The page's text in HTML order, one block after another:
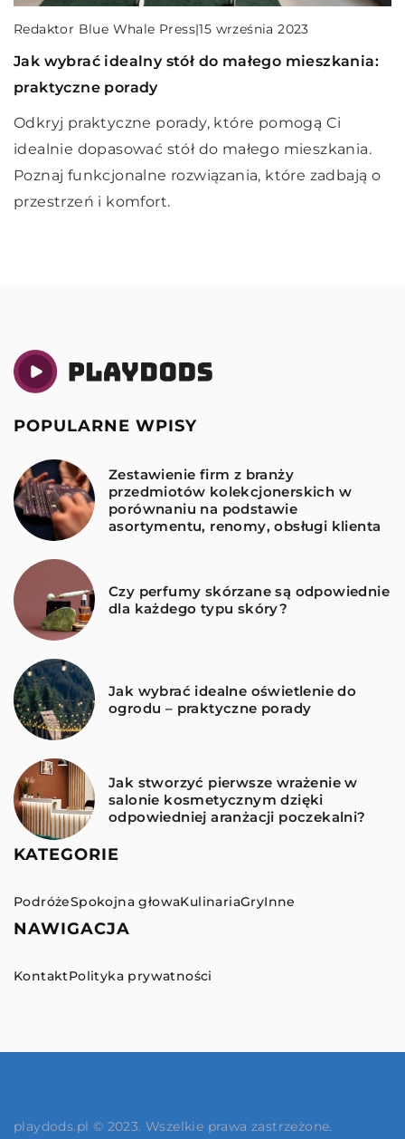
Krążki do gry w shuffleboard – niezbędne
Krążki do shuffleboard - kluczowy element gry,
rozgrywki. Odkryj świat shuffleboard i zdobądź
najlepsze krążki już dziś!
Redaktor Blue Whale Press|15 września 2023
Jak wybrać idealny stół do małego mieszkania:
praktyczne porady
Odkryj praktyczne porady, które pomogą Ci
idealnie dopasować stół do małego mieszkania.
Poznaj funkcjonalne rozwiązania, które zadbają o
przestrzeń i komfort.
Redaktor Blue Whale Press|18 stycznia 2024
Jak wybrać odpowiedni przewód do transmisji
danych w zastosowaniach domowych i
biznesowych?
Dowiedz się, jak wybrać optymalny przewód do
transmisji danych dla Twojego domu czy firmy.
Poznaj specyfikacje, rodzaje i czynniki, które
POPULARNE WPISY
Zestawienie firm z branży
przedmiotów kolekcjonerskich w
porównaniu na podstawie
asortymentu, renomy, obsługi klienta
Czy perfumy skórzane są odpowiednie
dla każdego typu skóry?
Jak wybrać idealne oświetlenie do
ogrodu – praktyczne porady
Jak stworzyć pierwsze wrażenie w
salonie kosmetycznym dzięki
odpowiedniej aranżacji poczekalni?
KATEGORIE
PodróżeSpokojna głowaKulinariaGryInne
NAWIGACJA
KontaktPolityka prywatności
playdods.pl © 2023. Wszelkie prawa zastrzeżone.